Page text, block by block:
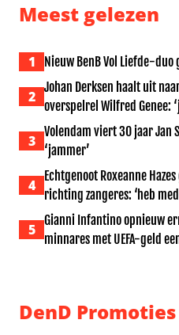
Meest gelezen
1 Nieuw BenB Vol Liefde-duo
2
Johan Derksen haalt uit
overspelrel Wilfred Genee:
3
Volendam viert 30 jaar Jan
‘jammer’
4
Echtgenoot Roxeanne
richting zangeres: ‘heb
5
Gianni Infantino opnieuw
minnares met UEFA-geld
DenD Promoties